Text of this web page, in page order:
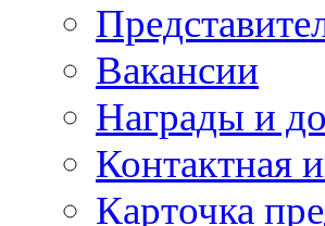
Вакансии
Награды и
Контактная
Карточка